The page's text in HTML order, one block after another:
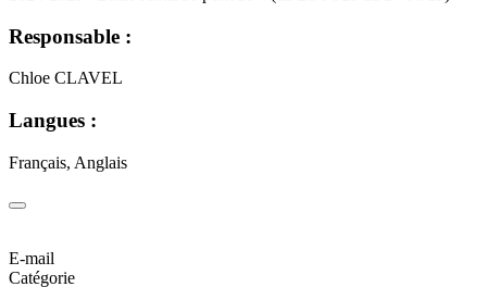
Responsable :
Chloe CLAVEL
Langues :
Français, Anglais
E-mail
Catégorie